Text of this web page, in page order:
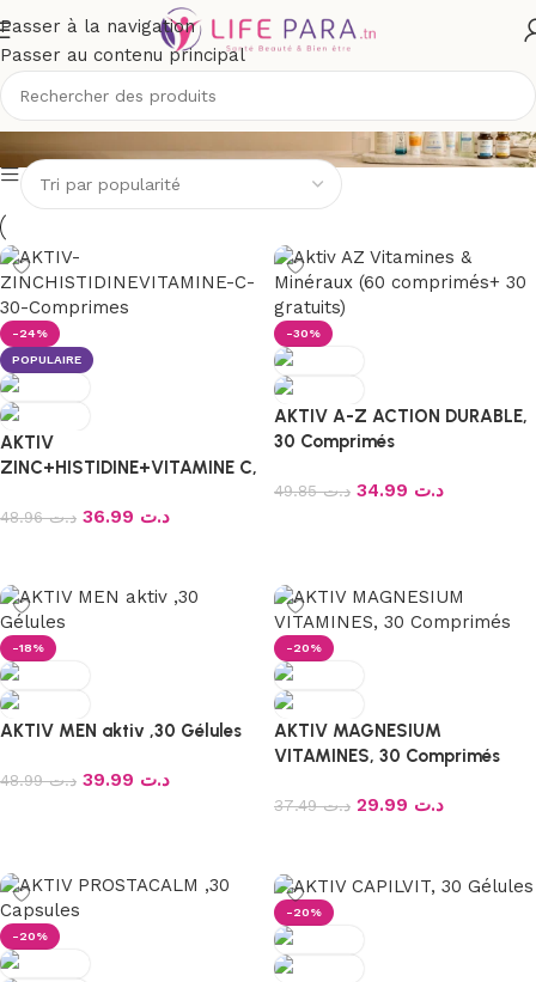
Passer à la navigation
Passer au contenu principal
AKTIV
-24%
POPULAIRE
AKTIV
ZINC+HISTIDINE+VITAMINE C,
د.ت48.96 د.ت
-30%
AKTIV A-Z ACTION DURABLE,
30 Comprimés
د.ت49.85 د.ت
-18%
AKTIV MEN aktiv ,30 Gélules
د.ت48.99 د.ت
-20%
AKTIV MAGNESIUM
VITAMINES, 30 Comprimés
د.ت37.49 د.ت
-20%
-20%